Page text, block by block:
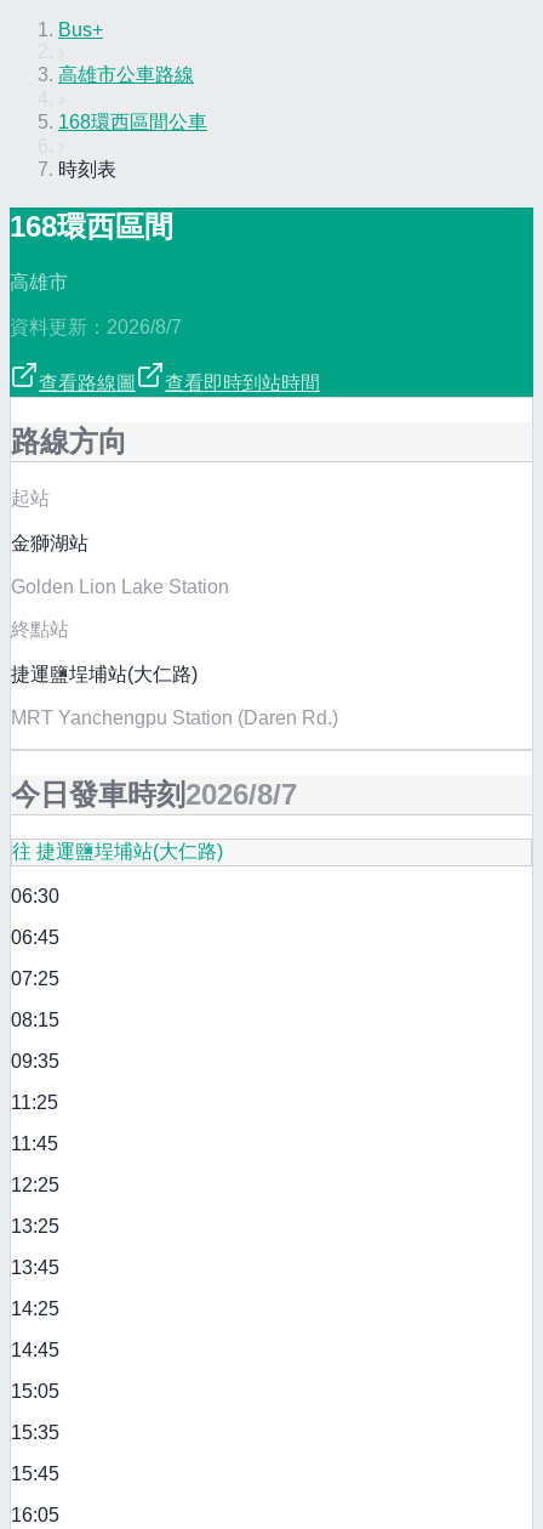
Bus+
高雄市公車路線
168環西區間公車
時刻表
168環西區間
高雄市
資料更新： 2026/8/7
查看路線圖 查看即時到站時間
路線方向
起站
金獅湖站
Golden Lion Lake Station
終點站
捷運鹽埕埔站(大仁路)
MRT Yanchengpu Station (Daren Rd.)
今日發車時刻 2026/8/7
往 捷運鹽埕埔站(大仁路)
06:30
06:45
07:25
08:15
09:35
11:25
11:45
12:25
13:25
13:45
14:25
14:45
15:05
15:35
15:45
16:05